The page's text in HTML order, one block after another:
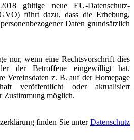
gültige neue EU-Datenschutz-
führt dazu, dass die Erhebung,
Daten grundsätzlich
nur, wenn eine Rechtsvorschrift dies
der Betroffene eingewilligt hat.
Vereinsdaten z. B. auf der Homepage
veröffentlicht oder aktualisiert
Zustimmung möglich.
finden Sie unter Datenschutz